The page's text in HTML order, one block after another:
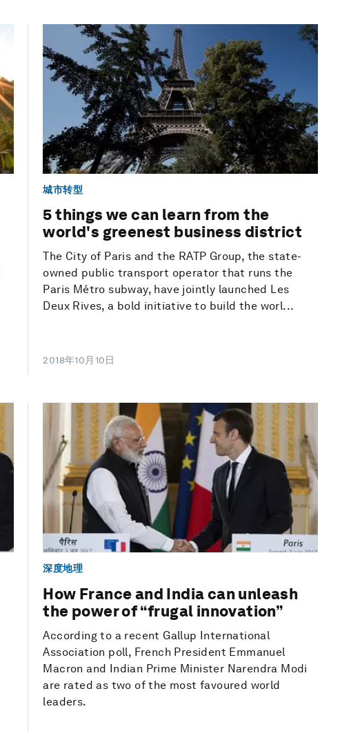
城市转型
5 things we can learn from the
world's greenest business district
The City of Paris and the RATP Group, the state-
owned public transport operator that runs the
Paris Métro subway, have jointly launched Les
Deux Rives, a bold initiative to build the worl...
2018年10月10日
深度地理
How France and India can unleash
the power of “frugal innovation”
According to a recent Gallup International
Association poll, French President Emmanuel
Macron and Indian Prime Minister Narendra Modi
are rated as two of the most favoured world
leaders.